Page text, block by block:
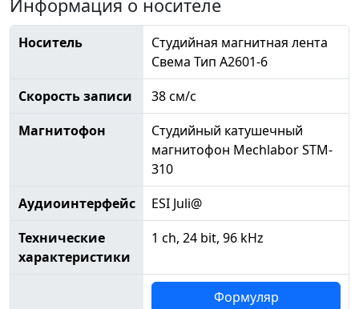
Информация о носителе
Носитель
Студийная магнитная лента
Свема Тип А2601-6
Скорость записи
38 см/с
Магнитофон
Студийный катушечный
магнитофон Mechlabor STM-
310
Аудиоинтерфейс
ESI Juli@
Технические
характеристики
1 ch, 24 bit, 96 kHz
Формуляр